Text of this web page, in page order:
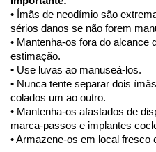
• Ímãs de neodímio são
sérios danos se não forem
• Mantenha-os fora do alcance
estimação.
• Use luvas ao manuseá-los.
• Nunca tente separar dois
colados um ao outro.
• Mantenha-os afastados de
marca-passos e implantes
• Armazene-os em local fresco